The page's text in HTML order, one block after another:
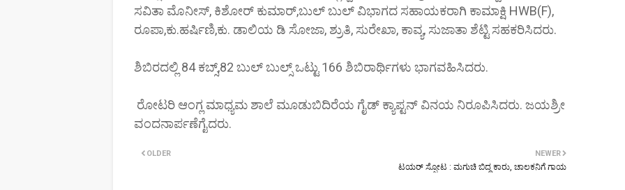
ಸವಿತಾ ಮೊನೀಸ್, ಕಿಶೋರ್ ಕುಮಾರ್,ಬುಲ್ ಬುಲ್ ವಿಭಾಗದ ಸಹಾಯಕರಾಗಿ ಕಾಮಾಕ್ಷಿ HWB(F),
ರೂಪಾ,ಕು.ಹರ್ಷಿಣಿ,ಕು. ಡಾಲಿಯ ಡಿ ಸೋಜಾ, ಶ್ರುತಿ, ಸುರೇಖಾ, ಕಾವ್ಯ, ಸುಜಾತಾ ಶೆಟ್ಟಿ ಸಹಕರಿಸಿದರು.
ಶಿಬಿರದಲ್ಲಿ 84 ಕಬ್ಸ್,82 ಬುಲ್ ಬುಲ್ಸ್ ಒಟ್ಟು 166 ಶಿಬಿರಾರ್ಥಿಗಳು ಭಾಗವಹಿಸಿದರು.
ರೋಟರಿ ಆಂಗ್ಲ ಮಾಧ್ಯಮ ಶಾಲೆ ಮೂಡುಬಿದಿರೆಯ ಗೈಡ್ ಕ್ಯಾಪ್ಟನ್ ವಿನಯ ನಿರೂಪಿಸಿದರು. ಜಯಶ್ರೀ
ವಂದನಾರ್ಪಣೆಗೈದರು.
NEWER
ಟಯರ್ ಸ್ಪೋಟ : ಮಗುಚಿ ಬಿದ್ದ ಕಾರು, ಚಾಲಕನಿಗೆ ಗಾಯ
OLDER